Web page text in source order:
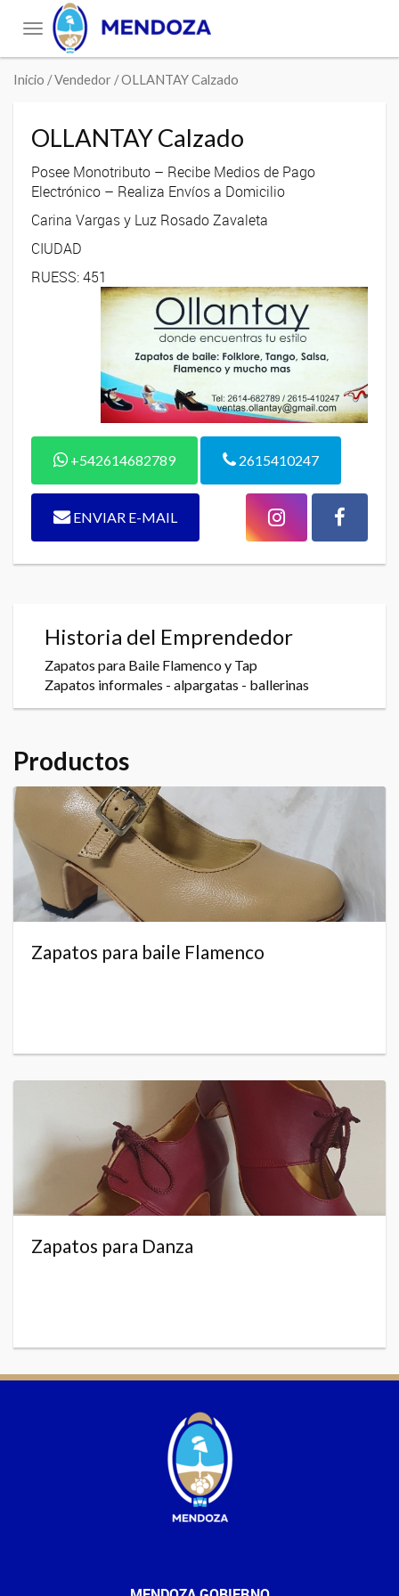
Toggle
navigation
Inicio / Vendedor / OLLANTAY Calzado
OLLANTAY Calzado
Posee Monotributo – Recibe Medios de Pago
Electrónico – Realiza Envíos a Domicilio
Carina Vargas y Luz Rosado Zavaleta
CIUDAD
RUESS: 451
+542614682789 2615410247
ENVIAR E-MAIL
Historia del Emprendedor
Zapatos para Baile Flamenco y Tap
Zapatos informales - alpargatas - ballerinas
Productos
Zapatos para baile Flamenco
Zapatos para Danza